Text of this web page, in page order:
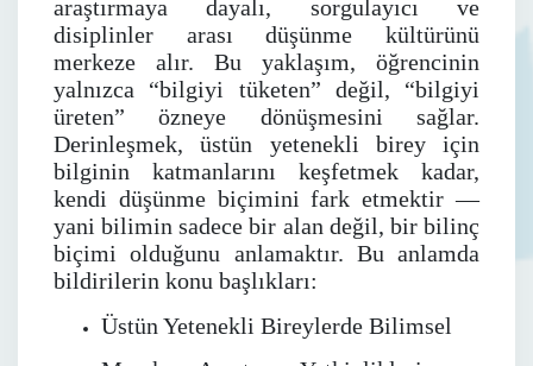
araştırmaya dayalı, sorgulayıcı ve
disiplinler arası düşünme kültürünü
merkeze alır. Bu yaklaşım, öğrencinin
yalnızca “bilgiyi tüketen” değil, “bilgiyi
üreten” özneye dönüşmesini sağlar.
Derinleşmek, üstün yetenekli birey için
bilginin katmanlarını keşfetmek kadar,
kendi düşünme biçimini fark etmektir —
yani bilimin sadece bir alan değil, bir bilinç
biçimi olduğunu anlamaktır. Bu anlamda
bildirilerin konu başlıkları:
Üstün Yetenekli Bireylerde Bilimsel